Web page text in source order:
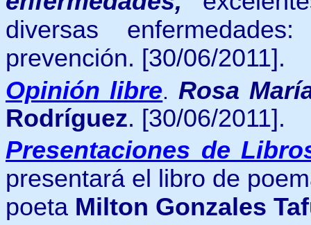
diversas
prevención. [30/06/2011].
Opinión libre. Rosa
Rodríguez. [30/06/2011].
Presentaciones de
presentará el libro de
poeta Milton Gonzales